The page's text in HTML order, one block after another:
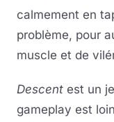
calmement en
problème, pour
muscle et de
Descent est un
gameplay est